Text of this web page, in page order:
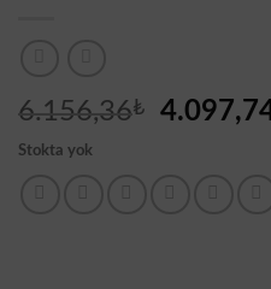
6.156,36₺
Orijinal
Stokta yok